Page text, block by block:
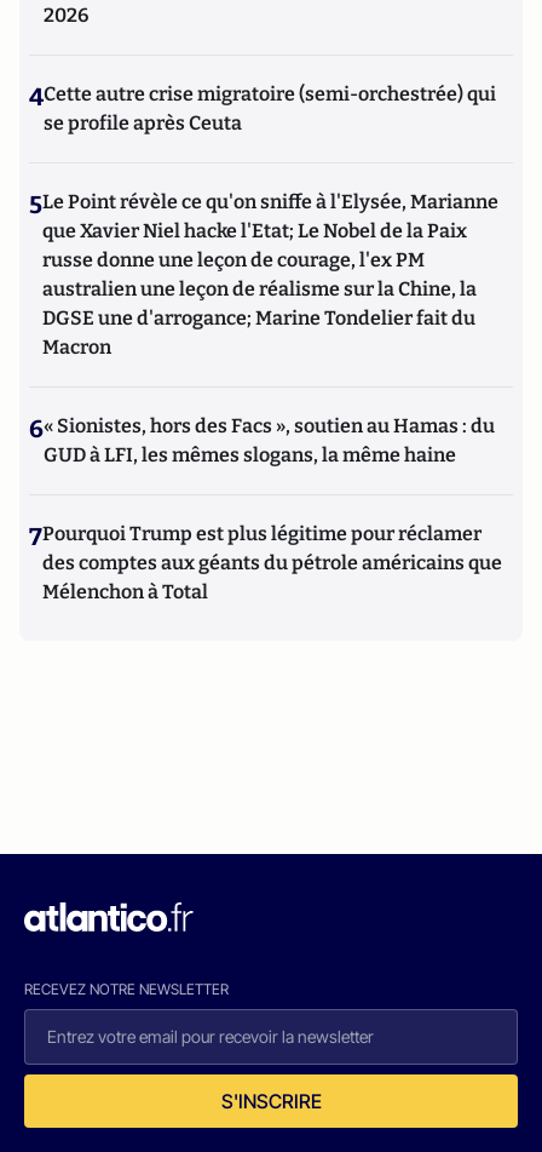
2026
4Cette autre crise migratoire (semi-orchestrée) qui
se profile après Ceuta
5Le Point révèle ce qu'on sniffe à l'Elysée, Marianne
que Xavier Niel hacke l'Etat; Le Nobel de la Paix
russe donne une leçon de courage, l'ex PM
australien une leçon de réalisme sur la Chine, la
DGSE une d'arrogance; Marine Tondelier fait du
Macron
6« Sionistes, hors des Facs », soutien au Hamas : du
GUD à LFI, les mêmes slogans, la même haine
7Pourquoi Trump est plus légitime pour réclamer
des comptes aux géants du pétrole américains que
Mélenchon à Total
RECEVEZ NOTRE NEWSLETTER
S'INSCRIRE